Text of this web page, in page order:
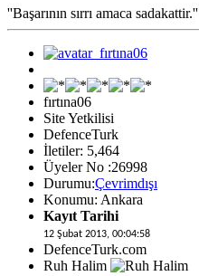
''Başarının sırrı amaca sadakattir.''
fırtına06
Site Yetkilisi
DefenceTurk
İletiler: 5,464
Üyeler No :26998
Durumu:Çevrimdışı
Konumu: Ankara
Kayıt Tarihi
12 Şubat 2013, 00:04:58
DefenceTurk.com
Ruh Halim